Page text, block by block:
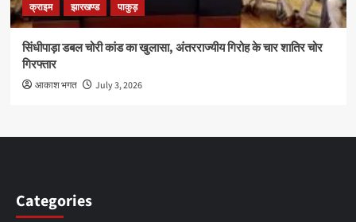
क्राइम झारखण्ड पाकुड़
सिंधीपाड़ा डबल चोरी कांड का खुलासा, अंतरराज्यीय गिरोह के चार शातिर चोर
गिरफ्तार
आकाश भगत July 3, 2026
Categories